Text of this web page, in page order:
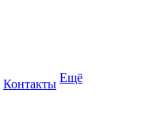
Контакты Ещё